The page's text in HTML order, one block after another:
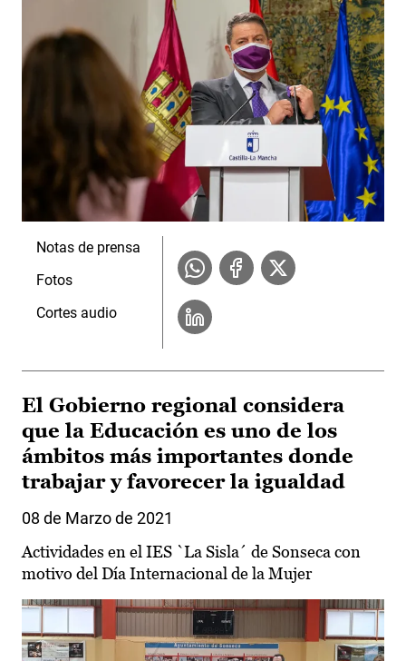
Notas de prensa
Fotos
Cortes audio
El Gobierno regional considera
que la Educación es uno de los
ámbitos más importantes donde
trabajar y favorecer la igualdad
08 de Marzo de 2021
Actividades en el IES `La Sisla´ de Sonseca con
motivo del Día Internacional de la Mujer